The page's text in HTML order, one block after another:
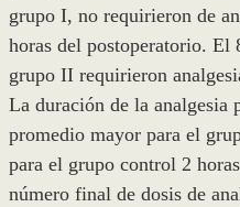
grupo I, no requirieron de
horas del postoperatorio. El
grupo II requirieron
La duración de la analgesia
promedio mayor para el
para el grupo control 2
número final de dosis de